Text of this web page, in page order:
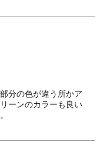
分の色が違う所かア
ーンのカラーも良い